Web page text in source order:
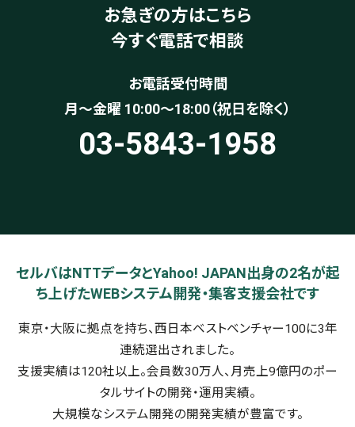
お急ぎの方はこちら
今すぐ電話で相談
お電話受付時間
月〜金曜 10:00～18:00（祝日を除く）
03-5843-1958
セルバはNTTデータとYahoo! JAPAN出身の2名が起
ち上げたWEBシステム開発・集客支援会社です
東京・大阪に拠点を持ち、西日本ベストベンチャー100に3年
連続選出されました。
支援実績は120社以上。会員数30万人、月売上9億円のポー
タルサイトの開発・運用実績。
大規模なシステム開発の開発実績が豊富です。